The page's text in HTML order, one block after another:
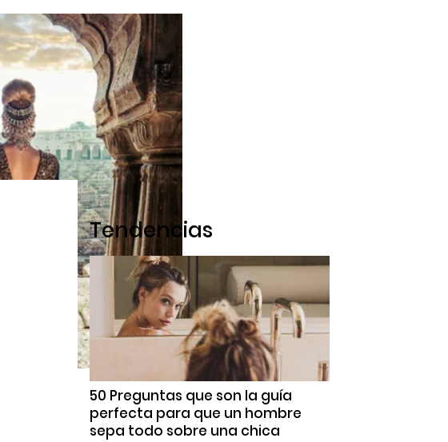
Tendencias
50 Preguntas que son la guía
perfecta para que un hombre
sepa todo sobre una chica